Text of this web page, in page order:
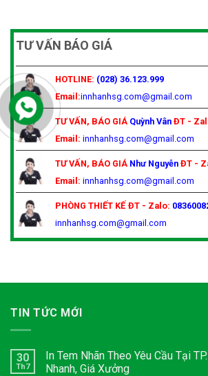
TƯ VẤN BÁO GIÁ
HOTLINE: (028) 36.123.999
Email:innhanhsg.com@gmail.com
TƯ VẤN, BÁO GIÁ Quỳnh Vân ĐT -
Email: innhanhsg.com@gmail.com
TƯ VẤN, BÁO GIÁ Như Nguyễn ĐT -
Email: innhanhsg.com@gmail.com
PHÒNG THIẾT KẾ ĐT - Zalo:
innhanhsg.com@gmail.com
TIN TỨC MỚI
30
Th7
In Tem Nhãn Theo Yêu Cầu Tại
Nhanh, Giá Xưởng